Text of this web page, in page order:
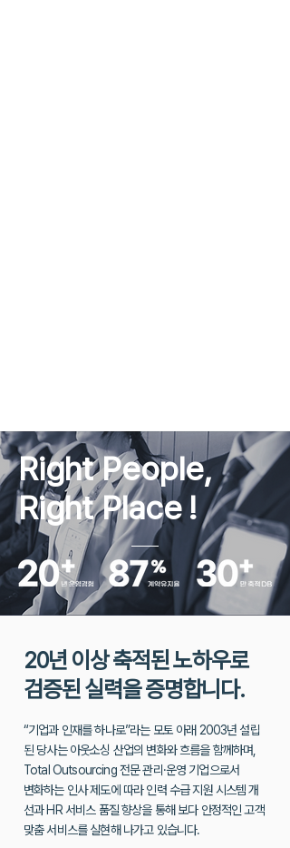
Right People,
Right Place !
20년 이상 축적된 노하우로
검증된 실력을 증명합니다.
“기업과 인재를 하나로”라는 모토 아래 2003년 설립
된 당사는 아웃소싱 산업의 변화와 흐름을 함께하며,
Total Outsourcing 전문 관리·운영 기업으로서
변화하는 인사 제도에 따라 인력 수급 지원 시스템 개
선과 HR 서비스 품질 향상을 통해 보다 안정적인 고객
맞춤 서비스를 실현해 나가고 있습니다.